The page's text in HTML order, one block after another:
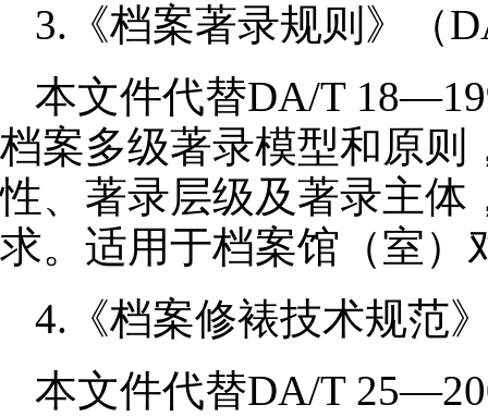
3.《档案著录规则》（
本文件代替DA/T
档案多级著录模型和原则
性、著录层级及著录主体
求。适用于档案馆（室）
4.《档案修裱技术规范
本文件代替DA/T